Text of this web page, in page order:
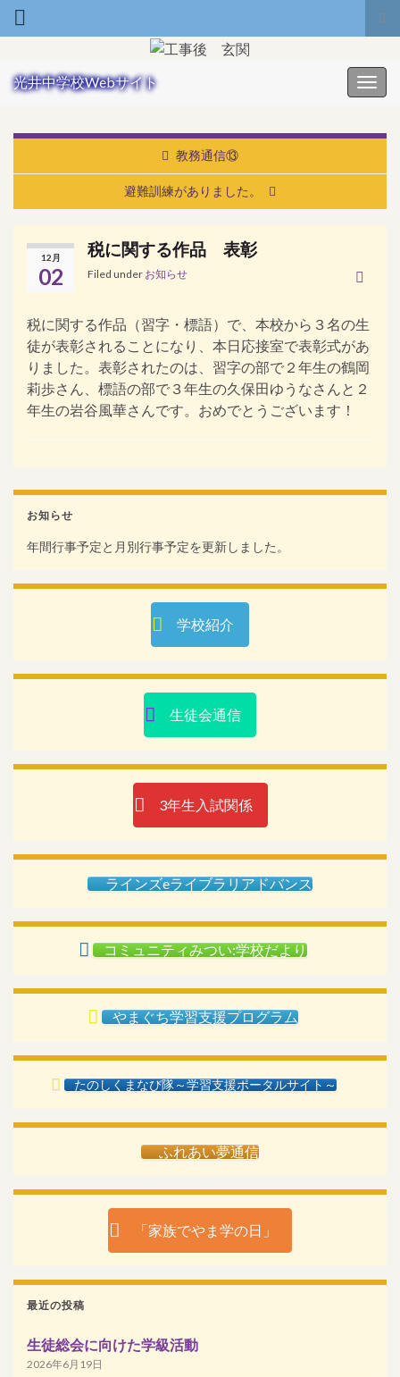
Search for:
光井中学校Webサイト
教務通信⑬
避難訓練がありました。
12月
02
税に関する作品 表彰
Filed under お知らせ
税に関する作品（習字・標語）で、本校から３名の生
徒が表彰されることになり、本日応接室で表彰式があ
りました。表彰されたのは、習字の部で２年生の鶴岡
莉歩さん、標語の部で３年生の久保田ゆうなさんと２
年生の岩谷風華さんです。おめでとうございます！
お知らせ
年間行事予定と月別行事予定を更新しました。
学校紹介
生徒会通信
3年生入試関係
ラインズeライブラリアドバンス
コミュニティみつい:学校だより
やまぐち学習支援プログラム
たのしくまなび隊～学習支援ポータルサイト～
ふれあい夢通信
「家族でやま学の日」
最近の投稿
生徒総会に向けた学級活動
2026年6月19日